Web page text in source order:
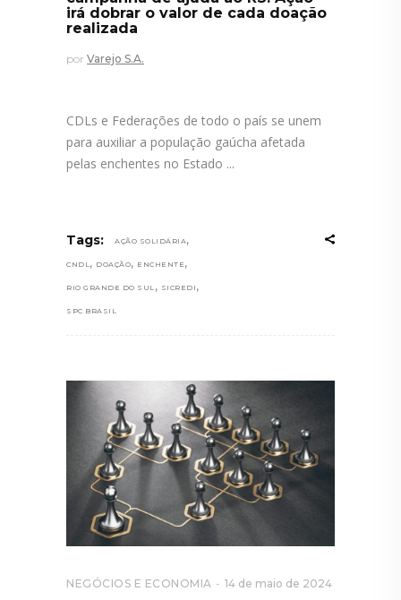
irá dobrar o valor de cada doação
realizada
por Varejo S.A.
CDLs e Federações de todo o país se unem
para auxiliar a população gaúcha afetada
pelas enchentes no Estado
Tags: AÇÃO SOLIDÁRIA ,
CNDL , DOAÇÃO, ENCHENTE ,
RIO GRANDE DO SUL , SICREDI ,
SPC BRASIL
NEGÓCIOS E ECONOMIA 14 de maio de 2024